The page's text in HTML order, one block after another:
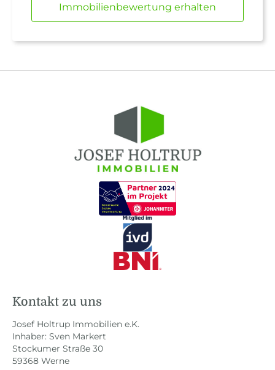
Immobilienbewertung erhalten
Kontakt zu uns
Josef Holtrup Immobilien e.K.
Inhaber: Sven Markert
Stockumer Straße 30
59368 Werne